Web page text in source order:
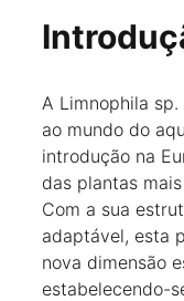
A Limnophila sp.
ao mundo do
introdução na
das plantas
Com a sua
adaptável, esta
nova dimensão
estabelecendo-